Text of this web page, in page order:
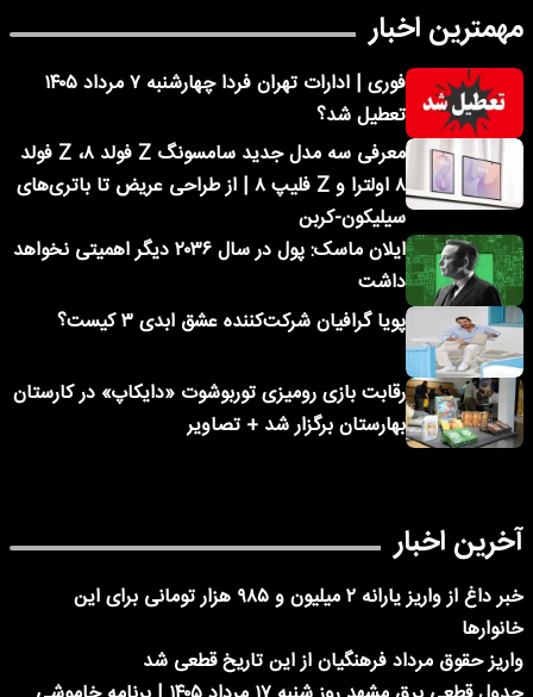
مهمترین اخبار
فوری | ادارات تهران فردا چهارشنبه ۷ مرداد ۱۴۰۵
تعطیل شد؟
معرفی سه مدل جدید سامسونگ Z فولد ۸، Z فولد
۸ اولترا و Z فلیپ ۸ | از طراحی عریض تا باتری‌های
سیلیکون-کربن
ایلان ماسک: پول در سال ۲۰۳۶ دیگر اهمیتی نخواهد
داشت
پویا گرافیان شرکت‌کننده عشق ابدی ۳ کیست؟
رقابت بازی رومیزی توربوشوت «دایکاپ» در کارستان
بهارستان برگزار شد + تصاویر
آخرین اخبار
خبر داغ از واریز یارانه ۲ میلیون و ۹۸۵ هزار تومانی برای این
خانوارها
واریز حقوق مرداد فرهنگیان از این تاریخ قطعی شد